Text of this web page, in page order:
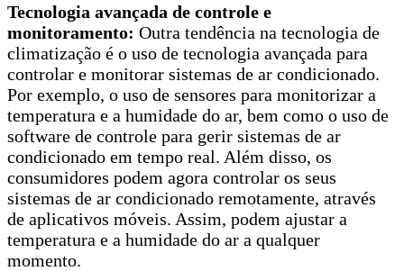
Tecnologia avançada de controle e
monitoramento: Outra tendência na tecnologia de
climatização é o uso de tecnologia avançada para
controlar e monitorar sistemas de ar condicionado.
Por exemplo, o uso de sensores para monitorizar a
temperatura e a humidade do ar, bem como o uso de
software de controle para gerir sistemas de ar
condicionado em tempo real. Além disso, os
consumidores podem agora controlar os seus
sistemas de ar condicionado remotamente, através
de aplicativos móveis. Assim, podem ajustar a
temperatura e a humidade do ar a qualquer
momento.